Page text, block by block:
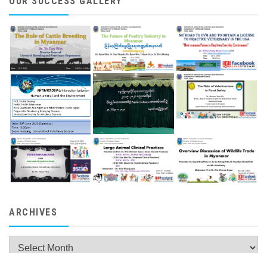
ARCHIVES
Archives